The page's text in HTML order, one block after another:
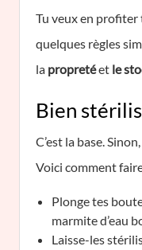
Tu veux en profiter
quelques règles
la propretéet le
Bien
C’est la base.
Voici comment
Plonge tes
marmite d’eau
Laisse-les